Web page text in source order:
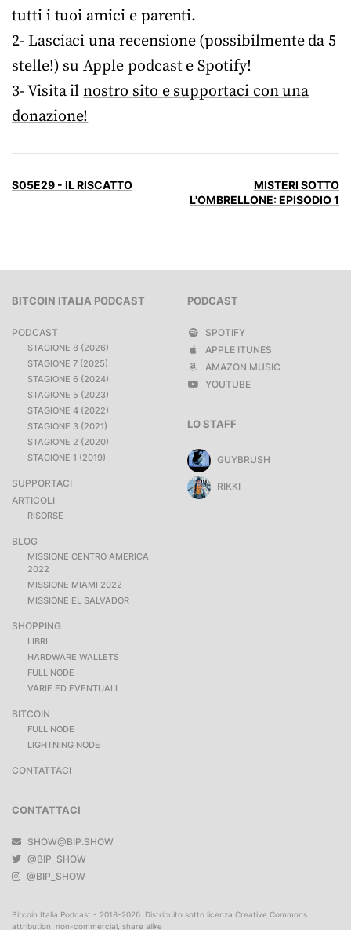
tutti i tuoi amici e parenti.
2- Lasciaci una recensione (possibilmente da 5
stelle!) su Apple podcast e Spotify!
3- Visita ilnostro sito e supportaci con una
donazione!
S05E29 - IL RISCATTO
MISTERI SOTTO
L'OMBRELLONE: EPISODIO 1
BITCOIN ITALIA PODCAST
PODCAST
STAGIONE 8 (2026)
STAGIONE 7 (2025)
STAGIONE 6 (2024)
STAGIONE 5 (2023)
STAGIONE 4 (2022)
STAGIONE 3 (2021)
STAGIONE 2 (2020)
STAGIONE 1 (2019)
SUPPORTACI
ARTICOLI
RISORSE
BLOG
MISSIONE CENTRO AMERICA
2022
MISSIONE MIAMI 2022
MISSIONE EL SALVADOR
SHOPPING
LIBRI
HARDWARE WALLETS
FULL NODE
VARIE ED EVENTUALI
BITCOIN
FULL NODE
LIGHTNING NODE
CONTATTACI
PODCAST
SPOTIFY
APPLE ITUNES
AMAZON MUSIC
YOUTUBE
CONTATTACI
SHOW@BIP.SHOW
@BIP_SHOW
@BIP_SHOW
LO STAFF
GUYBRUSH
RIKKI
Bitcoin Italia Podcast - 2018-2026. Distribuito sotto licenza Creative Commons
attribution, non-commercial, share alike